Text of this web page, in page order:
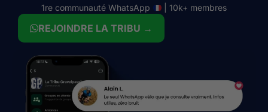
1re communauté WhatsApp | 10k+ membres
REJOINDRE LA TRIBU →